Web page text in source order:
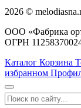
2026 ©
ООО «Фабрика
ОГРН
Каталог Корзина
избранном